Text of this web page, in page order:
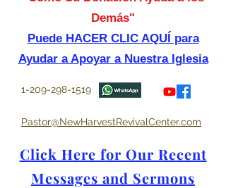
Demás"
Puede HACER CLIC AQUÍ para
Ayudar a Apoyar a Nuestra Iglesia
1-209-298-1519
Pastor@NewHarvestRevivalCenter.com
Click Here for Our Recent
Messages and Sermons